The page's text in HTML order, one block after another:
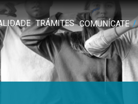
TRÁMITES COMUNÍCATE